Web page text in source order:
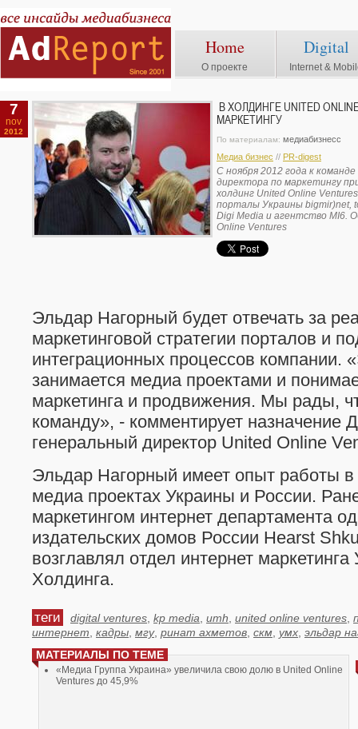
Home
О проекте
Digital
Internet &
7
nov
2012
В ХОЛДИНГЕ UNITED
МАРКЕТИНГУ
По материалам: медиабизнесс
Медиа бизнес // PR-digest
C ноября 2012 года к
директора по маркетингу
холдинг United Online
порталы Украины bigmir)net,
Digi Media и агентство MI6.
Online Ventures
Эльдар Нагорный будет отвечать за
маркетинговой стратегии порталов и
интеграционных процессов компании.
занимается медиа проектами и
маркетинга и продвижения. Мы рады,
команду», - комментирует назначение
генеральный директор United Online
Эльдар Нагорный имеет опыт работы в
медиа проектах Украины и России.
маркетингом интернет департамента
издательских домов России Hearst
возглавлял отдел интернет
Холдинга.
теги digital ventures kp media umh united online ventures
интернет кадры мгу, ринат ахметов скм умх эльдар
МАТЕРИАЛЫ ПО ТЕМЕ
«Медиа Группа Украина» увеличила свою долю в United Online
Ventures до 45,9%